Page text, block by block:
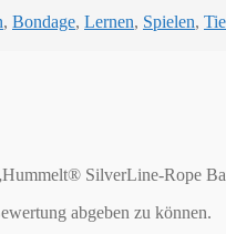
, Bondage, Lernen, Spielen,
SilverLine-Rope
abgeben zu können.